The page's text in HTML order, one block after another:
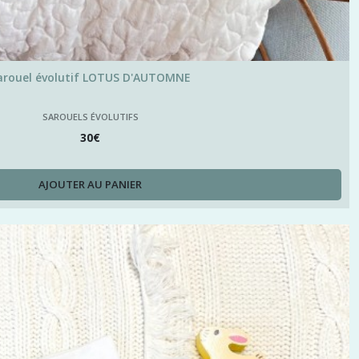
évolutif LOTUS D'AUTOMNE
SAROUELS ÉVOLUTIFS
30€
AJOUTER AU PANIER